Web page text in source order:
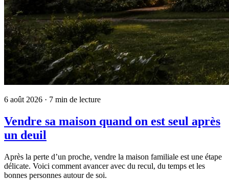
6 août 2026 · 7 min de lecture
Vendre sa maison quand on est seul après
un deuil
Après la perte d’un proche, vendre la maison familiale est une étape
délicate. Voici comment avancer avec du recul, du temps et les
bonnes personnes autour de soi.